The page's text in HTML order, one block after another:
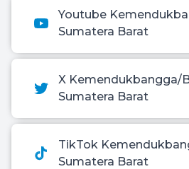
Youtube
Sumatera Barat
X Kemendukbangga/
Sumatera Barat
TikTok
Sumatera Barat